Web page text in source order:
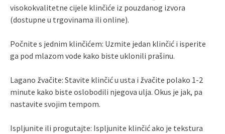
visokokvalitetne cijele klinčiće iz pouzdanog izvora
(dostupne u trgovinama ili online).
Počnite s jednim klinčićem: Uzmite jedan klinčić i isperite
ga pod mlazom vode kako biste uklonili prašinu.
Lagano žvačite: Stavite klinčić u usta i žvačite polako 1-2
minute kako biste oslobodili njegova ulja. Okus je jak, pa
nastavite svojim tempom.
Ispljunite ili progutajte: Ispljunite klinčić ako je tekstura